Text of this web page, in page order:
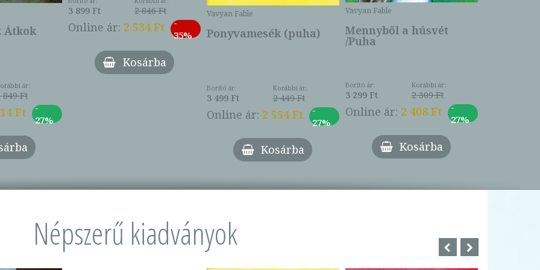
Átkok
ár:
849 Ft
Ft
-
27%
3 899 Ft 2 846 Ft
Online ár: 2 534 Ft
-
35%
Kosárba
Vavyan Fable
Ponyvamesék (puha)
Borító ár:
3 499 Ft
Korábbi ár:
2 449 Ft
Online ár: 2 554 Ft
-
27%
Kosárba
Vavyan Fable
Mennyből a húsvét
/Puha
Borító ár:
3 299 Ft
Korábbi ár:
2 309 Ft
Online ár: 2 408 Ft
-
27%
Kosárba
Népszerű kiadványok